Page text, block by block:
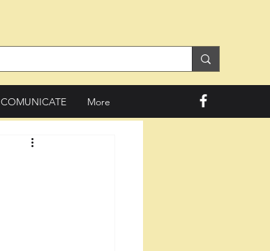
COMUNICATE More